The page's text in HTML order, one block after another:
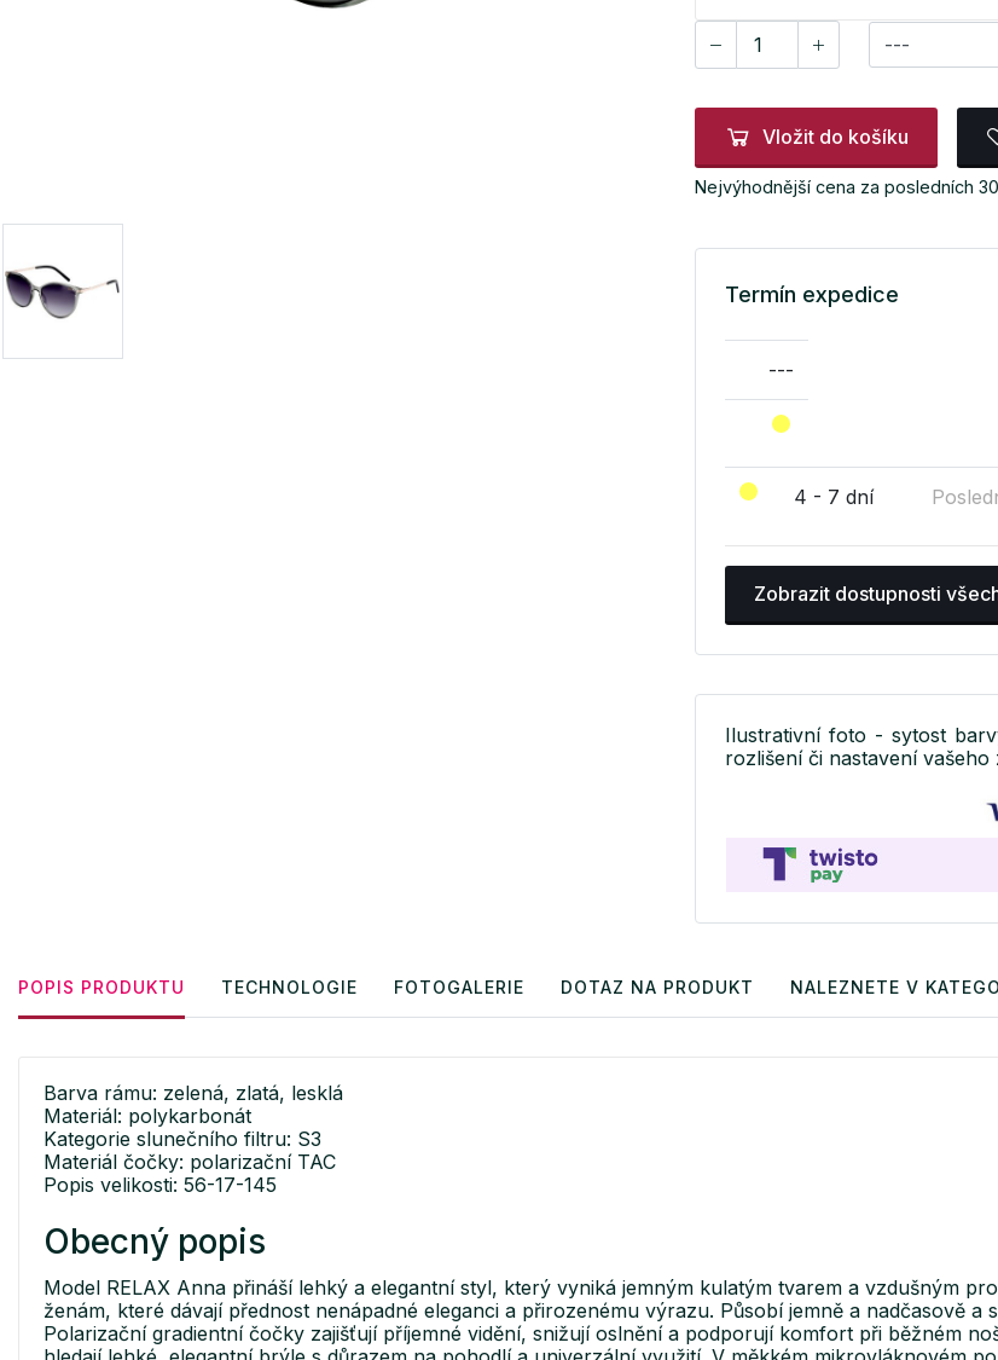
Vložit do košíku
Nejvýhodnější cena za posledních
Termín expedice
---
4 - 7 dní
Zobrazit dostupnosti
Ilustrativní foto - sytost
rozlišení či nastavení
POPIS PRODUKTU TECHNOLOGIE FOTOGALERIE DOTAZ NA PRODUKT NALEZNETE V
Barva rámu: zelená, zlatá, lesklá
Materiál: polykarbonát
Kategorie slunečního filtru: S3
Materiál čočky: polarizační TAC
Popis velikosti: 56-17-145
Obecný popis
Model RELAX Anna přináší lehký a elegantní styl, který vyniká jemným kulatým tvarem a vzdušným
ženám, které dávají přednost nenápadné eleganci a přirozenému výrazu. Působí jemně a nadčasově a
Polarizační gradientní čočky zajišťují příjemné vidění, snižují oslnění a podporují komfort při běžném